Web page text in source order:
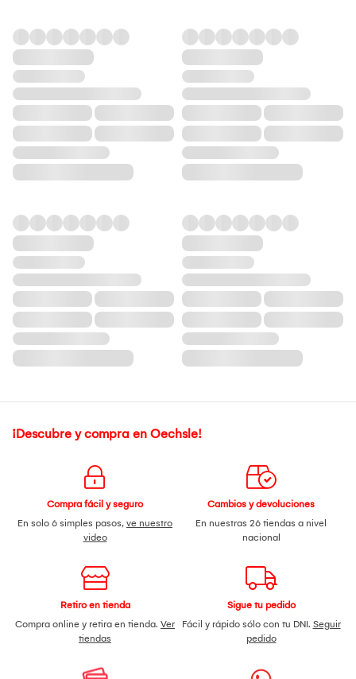
¡Descubre y compra en Oechsle!
Compra fácil y seguro
En solo 6 simples pasos, ve nuestro
video
Cambios y devoluciones
En nuestras 26 tiendas a nivel
nacional
Retiro en tienda
Compra online y retira en tienda. Ver
tiendas
Sigue tu pedido
Fácil y rápido sólo con tu DNI. Seguir
pedido